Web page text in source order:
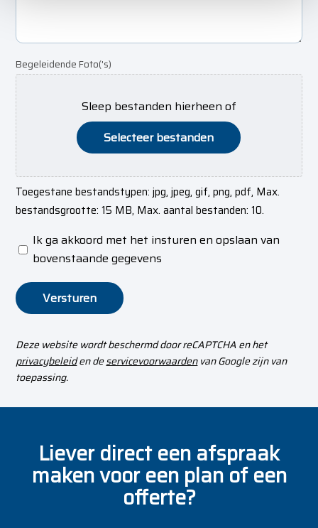
Begeleidende Foto('s)
Sleep bestanden hierheen of
Selecteer bestanden
Toegestane bestandstypen: jpg, jpeg, gif, png, pdf, Max.
bestandsgrootte: 15 MB, Max. aantal bestanden: 10.
Privacyverklaring*
Ik ga akkoord met het insturen en opslaan van
bovenstaande gegevens
Versturen
Deze website wordt beschermd door reCAPTCHA en het
privacybeleiden deservicevoorwaardenvan Google zijn van
toepassing.
Liever direct een afspraak
maken voor een plan of een
offerte?